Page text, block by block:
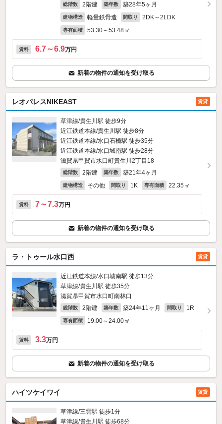
総階数 2階建 築年数 築28年5ヶ月
建物構造 軽量鉄骨造 間取り 2DK～2LDK
専有面積 53.30～53.48㎡
賃料 6.7～6.9万円
新着の物件の通知を受け取る
レオパレスNIKEAST 賃貸
草津線/貴生川駅 徒歩9分
近江鉄道本線/貴生川駅 徒歩8分
近江鉄道本線/水口石橋駅 徒歩35分
近江鉄道本線/水口城南駅 徒歩28分
滋賀県甲賀市水口町貴生川2丁目18
総階数 2階建 築年数 築21年4ヶ月
建物構造 その他 間取り 1K 専有面積 22.35㎡
賃料 7～7.3万円
新着の物件の通知を受け取る
ラ・トゥール水口西 賃貸
近江鉄道本線/水口城南駅 徒歩13分
草津線/貴生川駅 徒歩35分
滋賀県甲賀市水口町南林口
総階数 2階建 築年数 築24年11ヶ月 間取り 1R
専有面積 19.00～24.00㎡
賃料 3.3万円
新着の物件の通知を受け取る
ハイツケイワイ 賃貸
草津線/三雲駅 徒歩1分
草津線/貴生川駅 徒歩68分